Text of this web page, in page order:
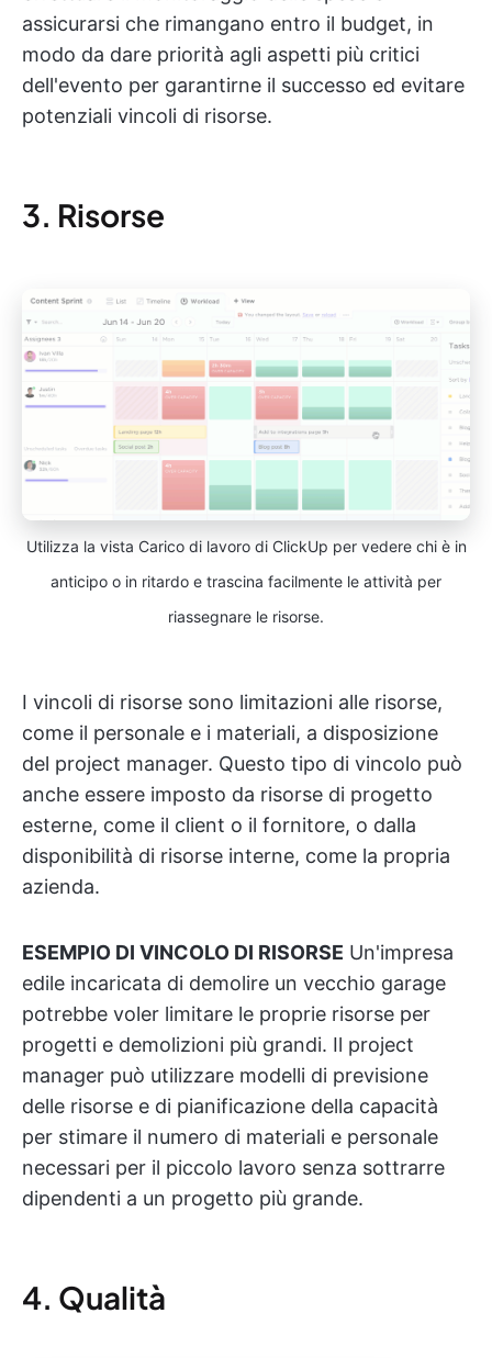
assicurarsi che rimangano entro il budget, in
modo da dare priorità agli aspetti più critici
dell'evento per garantirne il successo ed evitare
potenziali vincoli di risorse.
3. Risorse
Utilizza la vista Carico di lavoro di ClickUp per vedere chi è in
anticipo o in ritardo e trascina facilmente le attività per
riassegnare le risorse.
I vincoli di risorse sono limitazioni alle risorse,
come il personale e i materiali, a disposizione
del project manager. Questo tipo di vincolo può
anche essere imposto da risorse di progetto
esterne, come il client o il fornitore, o dalla
disponibilità di risorse interne, come la propria
azienda.
ESEMPIO DI VINCOLO DI RISORSE Un'impresa
edile incaricata di demolire un vecchio garage
potrebbe voler limitare le proprie risorse per
progetti e demolizioni più grandi. Il project
manager può utilizzare modelli di previsione
delle risorse e di pianificazione della capacità
per stimare il numero di materiali e personale
necessari per il piccolo lavoro senza sottrarre
dipendenti a un progetto più grande.
4. Qualità